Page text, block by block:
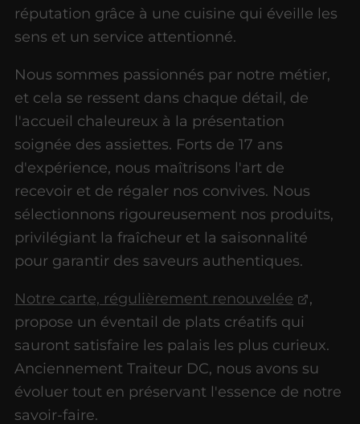
réputation grâce à une cuisine qui éveille les
sens et un service attentionné.
Nous sommes passionnés par notre métier,
et cela se ressent dans chaque détail, de
l'accueil chaleureux à la présentation
soignée des assiettes. Forts de 17 ans
d'expérience, nous maîtrisons l'art de
recevoir et de régaler nos convives. Nous
sélectionnons rigoureusement nos produits,
privilégiant la fraîcheur et la saisonnalité
pour garantir des saveurs authentiques.
Notre carte, régulièrement renouvelée
,
propose un éventail de plats créatifs qui
sauront satisfaire les palais les plus curieux.
Anciennement Traiteur DC, nous avons su
évoluer tout en préservant l'essence de notre
savoir-faire.